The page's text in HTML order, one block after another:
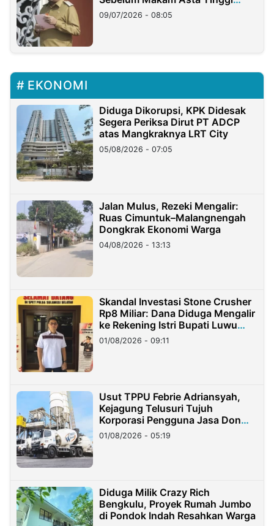
Longsor
09/07/2026 - 08:05
EKONOMI
Diduga Dikorupsi, KPK Didesak
Segera Periksa Dirut PT ADCP
atas Mangkraknya LRT City
05/08/2026 - 07:05
Jalan Mulus, Rezeki Mengalir:
Ruas Cimuntuk–Malangnengah
Dongkrak Ekonomi Warga
04/08/2026 - 13:13
Skandal Investasi Stone Crusher
Rp8 Miliar: Dana Diduga Mengalir
ke Rekening Istri Bupati Luwu
Timur
01/08/2026 - 09:11
Usut TPPU Febrie Adriansyah,
Kejagung Telusuri Tujuh
Korporasi Pengguna Jasa Don
Ritto
01/08/2026 - 05:19
Diduga Milik Crazy Rich
Bengkulu, Proyek Rumah Jumbo
di Pondok Indah Resahkan Warga